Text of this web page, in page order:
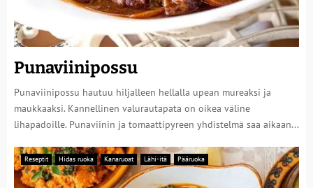
Punaviinipossu
Punaviinipossu hautuu hiljalleen hellalla upean mureaksi ja
maukkaaksi. Kannellinen valurautapata on oikea väline
lihapadoille. Punaviinin ja tomaattipyreen yhdistelmä saa aikaan...
Reseptit Hidas ruoka Kanaruoat Lähi-itä Pääruoka